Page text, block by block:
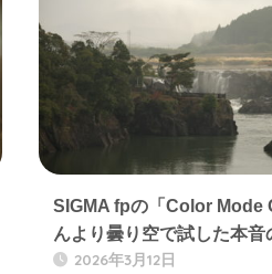
SIGMA fpの「Color Mode
んより曇り空で試した本音
2026年3月12日